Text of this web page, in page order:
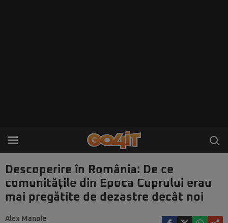
Descoperire în România: De ce
comunitățile din Epoca Cuprului erau
mai pregătite de dezastre decât noi
Alex Manole